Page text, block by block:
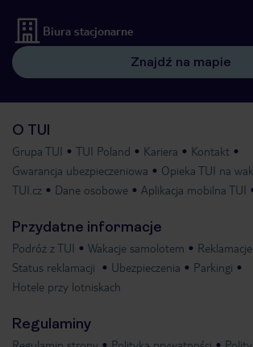
Biura stacjonarne
Znajdź na mapie
O TUI
Grupa TUI TUI Poland Kariera
Kontakt
Gwarancja ubezpieczeniowa
Opieka TUI na
TUI.cz
Dane osobowe Aplikacja mobilna TUI
Przydatne informacje
Podróż z TUI Wakacje samolotem
Reklamacje
Status reklamacji
Ubezpieczenia
Parkingi
Hotele przy lotniskach
Regulaminy